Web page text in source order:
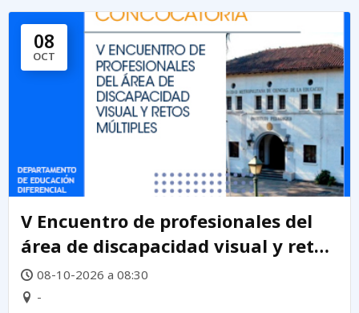
08
OCT
V Encuentro de profesionales del
área de discapacidad visual y retos
múltiples 2026
08-10-2026 a 08:30
-